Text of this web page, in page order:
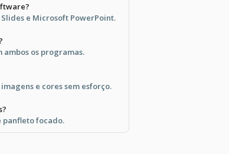
e Microsoft PowerPoint.
os programas.
e cores sem esforço.
panfleto focado.